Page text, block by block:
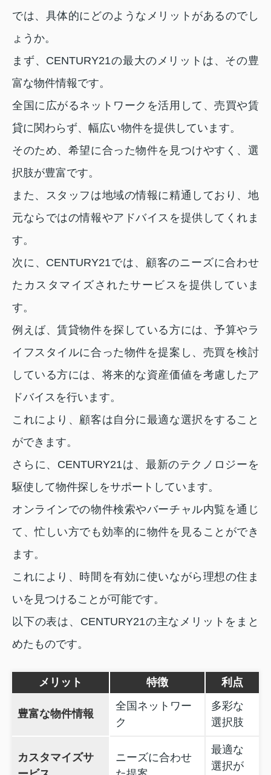
では、具体的にどのようなメリットがあるのでし
ょうか。
まず、CENTURY21の最大のメリットは、その豊
富な物件情報です。
全国に広がるネットワークを活用して、売買や賃
貸に関わらず、幅広い物件を提供しています。
そのため、希望に合った物件を見つけやすく、選
択肢が豊富です。
また、スタッフは地域の情報に精通しており、地
元ならではの情報やアドバイスを提供してくれま
す。
次に、CENTURY21では、顧客のニーズに合わせ
たカスタマイズされたサービスを提供していま
す。
例えば、賃貸物件を探している方には、予算やラ
イフスタイルに合った物件を提案し、売買を検討
している方には、将来的な資産価値を考慮したア
ドバイスを行います。
これにより、顧客は自分に最適な選択をすること
ができます。
さらに、CENTURY21は、最新のテクノロジーを
駆使して物件探しをサポートしています。
オンラインでの物件検索やバーチャル内覧を通じ
て、忙しい方でも効率的に物件を見ることができ
ます。
これにより、時間を有効に使いながら理想の住ま
いを見つけることが可能です。
以下の表は、CENTURY21の主なメリットをまと
めたものです。
メリット 特徴 利点
豊富な物件情報
全国ネットワー
ク
多彩な
選択肢
カスタマイズサ
ニーズに合わせ
最適な
選択が